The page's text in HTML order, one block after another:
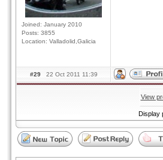
Joined: January 2010
Posts: 3855
Location: Valladolid,Galicia
#29 22 Oct 2011 11:39
View
Display